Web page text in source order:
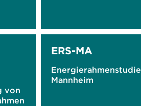
von
ERS-MA
Energierahmenstudie
Mannheim